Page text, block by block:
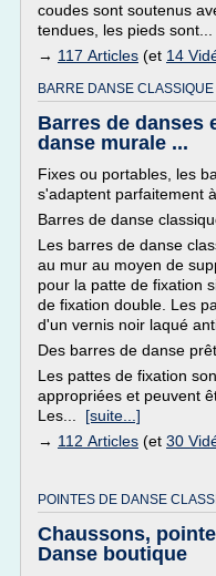
coudes sont soutenus
tendues, les pieds sont...
→ 117 Articles (et 14
BARRE DANSE
Barres de danses
danse murale ...
Fixes ou portables, les
s'adaptent parfaitement
Barres de danse
Les barres de danse
au mur au moyen de
pour la patte de fixation
de fixation double. Les
d'un vernis noir laqué
Des barres de danse
Les pattes de fixation
appropriées et peuvent
Les... [suite...]
→ 112 Articles (et 30
POINTES DE DANSE
Chaussons,
Danse boutique